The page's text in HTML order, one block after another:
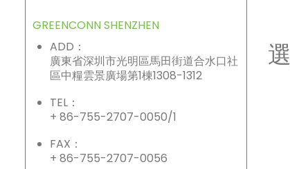
GREENCONN SHENZHEN
ADD：
廣東省深圳市光明區馬田街道合水口社
區中糧雲景廣場第1棟1308-1312
TEL：
+ 86-755-2707-0050/1
FAX：
+ 86-755-2707-0056